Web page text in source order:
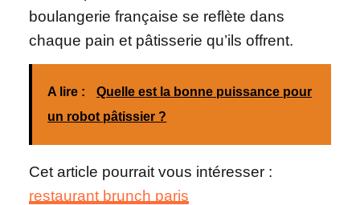
boulangerie française se reflète dans
chaque pain et pâtisserie qu’ils offrent.
A lire :
Quelle est la bonne puissance pour
un robot pâtissier ?
Cet article pourrait vous intéresser :
restaurant brunch paris